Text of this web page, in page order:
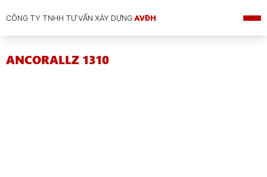
CÔNG TY TNHH TƯ VẤN XÂY DỰNGAVĐH
ANCORALLZ 1310